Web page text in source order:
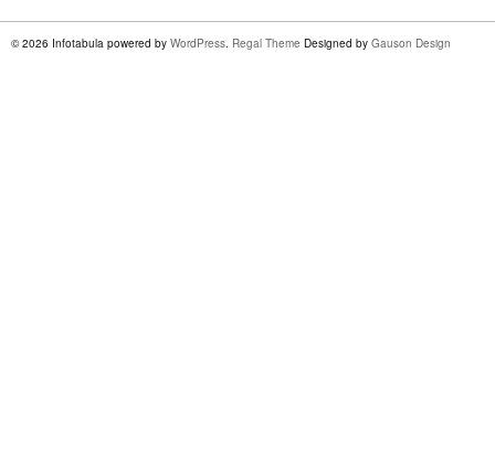
© 2026 Infotabula powered by WordPress. Regal Theme Designed by Gauson Design